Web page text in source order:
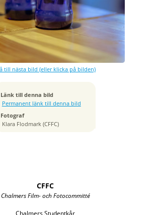
till nästa bild (eller klicka på bilden)
Länk till denna bild
Permanent länk till denna bild
Fotograf
Klara Flodmark (CFFC)
Exponeringstid
1/60 sek
Bländare
f/2.0
Kamera
Tagen
ISO
2500
Brännvidd
70 mm
CFFC
Chalmers Film- och Fotocommitté